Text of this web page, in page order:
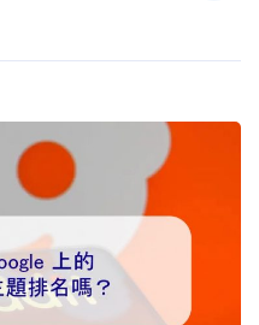
稱您犯了您沒有犯下的罪
詐行為，則這些都可能被
達不喜歡您的產品或服務
和事實之間的界線有時會
這就是為什麼擁有經驗豐
隊）至關重要，他們可
界構成誹謗。 Reddit 如